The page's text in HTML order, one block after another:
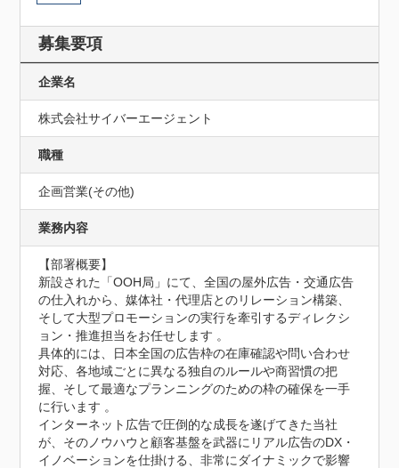
募集要項
企業名
株式会社サイバーエージェント
職種
企画営業(その他)
業務内容
【部署概要】
新設された「OOH局」にて、全国の屋外広告・交通広告
の仕入れから、媒体社・代理店とのリレーション構築、
そして大型プロモーションの実行を牽引するディレクシ
ョン・推進担当をお任せします 。
具体的には、日本全国の広告枠の在庫確認や問い合わせ
対応、各地域ごとに異なる独自のルールや商習慣の把
握、そして最適なプランニングのための枠の確保を一手
に行います 。
インターネット広告で圧倒的な成長を遂げてきた当社
が、そのノウハウと顧客基盤を武器にリアル広告のDX・
イノベーションを仕掛ける、非常にダイナミックで影響